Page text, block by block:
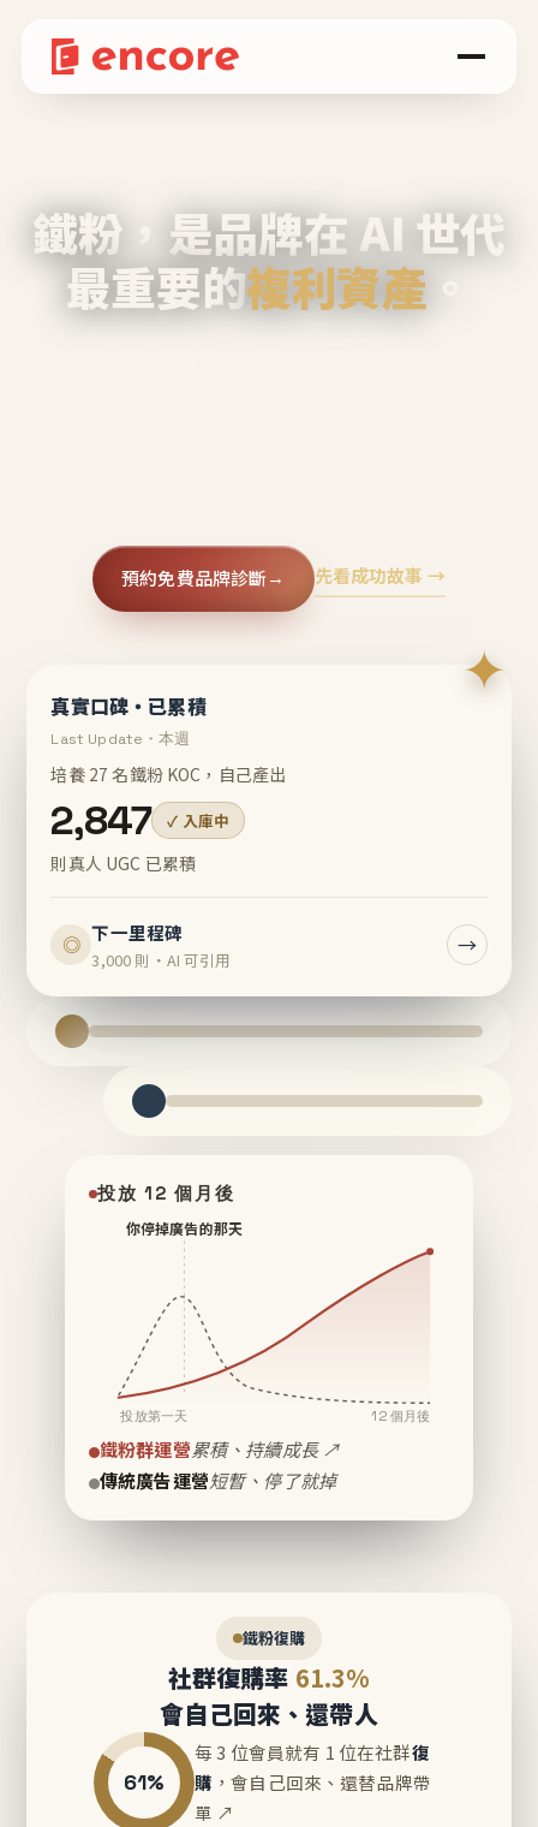
鐵粉，是品牌在 AI 世代
最重要的複利資產 。
預約免費品牌診斷→ 先看成功故事 →
✦
真實口碑・已累積
Last Update・本週
培養 27 名鐵粉 KOC，自己產出
2,847 ✓ 入庫中
則真人 UGC 已累積
◎ 下一里程碑
3,000 則・AI 可引用
→
投放 12 個月後
你停掉廣告的那天
投放第一天 12 個月後
鐵粉群運營累積、持續成長 ↗
傳統廣告運營短暫、停了就掉
鐵粉復購
社群復購率 61.3%
會自己回來、還帶人
61%
每 3 位會員就有 1 位在社群復
購 ，會自己回來、還替品牌帶
單 ↗